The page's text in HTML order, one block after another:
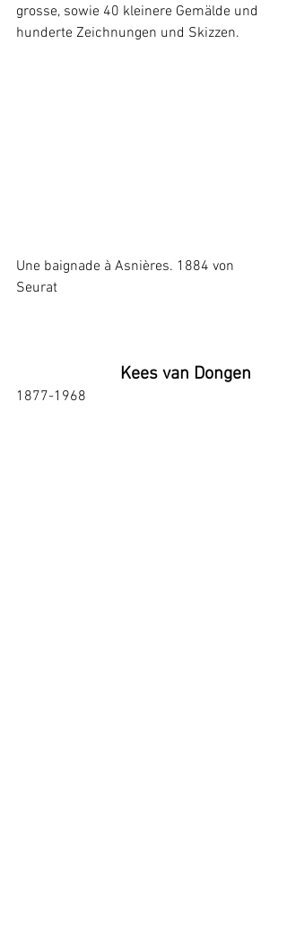
grosse, sowie 40 kleinere Gemälde und
hunderte Zeichnungen und Skizzen.
Une baignade à Asnières. 1884 von
Seurat
Kees van Dongen
1877-1968